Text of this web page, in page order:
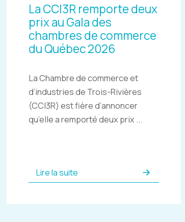
La CCI3R remporte deux
prix au Gala des
chambres de commerce
du Québec 2026
La Chambre de commerce et
d’industries de Trois-Rivières
(CCI3R) est fière d’annoncer
qu’elle a remporté deux prix ...
Lire la suite